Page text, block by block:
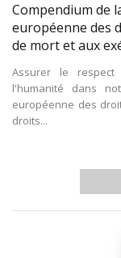
Compendium de
européenne des
de mort et aux
Assurer le
l'humanité dans
européenne des
droits...